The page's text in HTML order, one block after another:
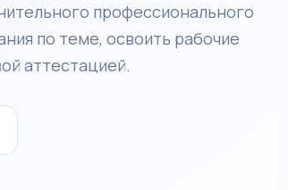
профессионального
по теме, освоить рабочие
аттестацией.